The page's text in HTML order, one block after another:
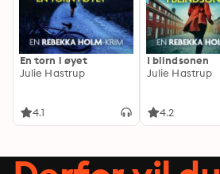
En torn i øyet
Julie Hastrup
4.1
I blindsonen
Julie Hastrup
4.2